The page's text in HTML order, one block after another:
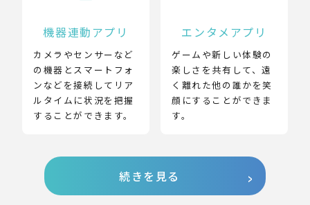
機器連動アプリ
カメラやセンサーなど
の機器とスマートフォ
ンなどを接続してリア
ルタイムに状況を把握
することができます。
エンタメアプリ
ゲームや新しい体験の
楽しさを共有して、遠
く離れた他の誰かを笑
顔にすることができま
す。
続きを見る